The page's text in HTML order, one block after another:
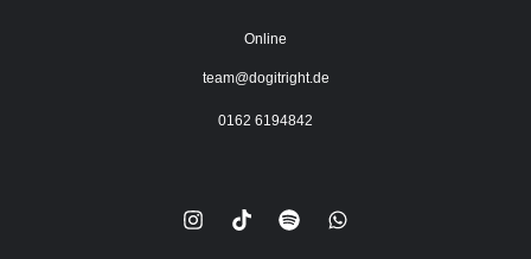
Online
team@dogitright.de
0162 6194842